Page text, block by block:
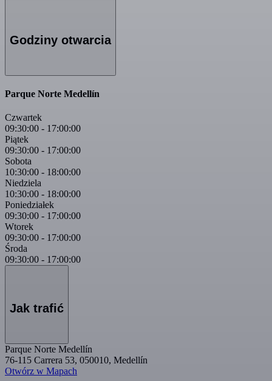
Godziny otwarcia
Parque Norte Medellín
Czwartek
09:30:00 - 17:00:00
Piątek
09:30:00 - 17:00:00
Sobota
10:30:00 - 18:00:00
Niedziela
10:30:00 - 18:00:00
Poniedziałek
09:30:00 - 17:00:00
Wtorek
09:30:00 - 17:00:00
Środa
09:30:00 - 17:00:00
Jak trafić
Parque Norte Medellín
76-115 Carrera 53, 050010, Medellín
Otwórz w Mapach